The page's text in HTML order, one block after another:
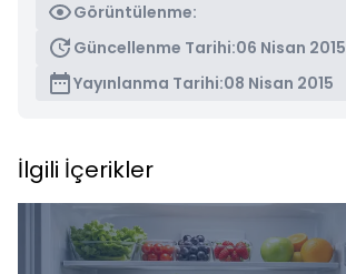
Görüntülenme:
Güncellenme Tarihi:06 Nisan 2015
Yayınlanma Tarihi:08 Nisan 2015
İlgili İçerikler